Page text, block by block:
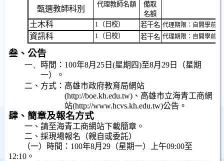
甄選教師科別
代理教師名額
備取
名額
土木科
1 （日校） 若干名 代理期限：自開學前
資訊科 1 （日校） 若干名 代理期限：自開學前
叁、公告
一、 時間： 100年8月 25 日 (星期四)至8月 29 日
（星期
一）。
二、方式：高雄市政府教育局網站
(http://boe.kh.edu.tw) 、高雄市立海青工商網
站(http://www.hcvs.kh.edu.tw)公告。
肆、簡章及報名方式
一、請至海青工商網站下載簡章。
二、採現場報名（親自或委託）
（一）時間： 100年8月 29 （星期一）上午09:00至
12:10 。